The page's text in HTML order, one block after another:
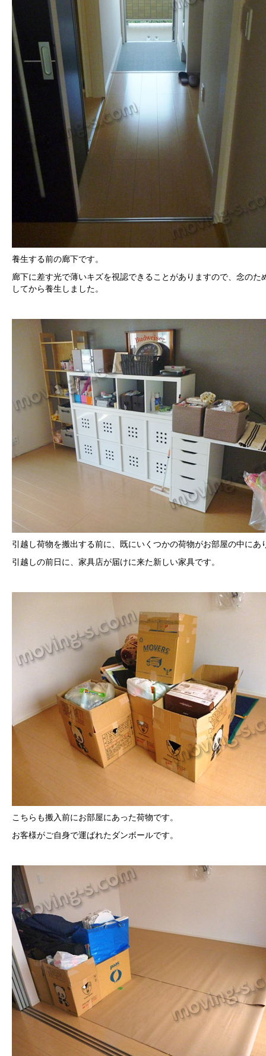
養生する前の廊下です。
廊下に差す光で薄いキズを視認できることがありますので、念のた
してから養生しました。
引越し荷物を搬出する前に、既にいくつかの荷物がお部屋の中にあ
引越しの前日に、家具店が届けに来た新しい家具です。
こちらも搬入前にお部屋にあった荷物です。
お客様がご自身で運ばれたダンボールです。